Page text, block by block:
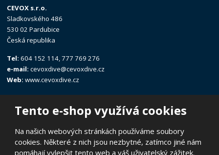
Tento e-shop využívá cookies
Na našich webových stránkách používáme soubory
cookies. Některé z nich jsou nezbytné, zatímco jiné nám
pomáhají vylepšit tento web a váš uživatelský zážitek.
CEVOX s.r.o.
Sladkovského 486
530 02 Pardubice
Česká republika
Tel:604 152 114, 777 769 276
e-mail: cevoxdive@cevoxdive.cz
Web: www.cevoxdive.cz
© 2026, CEVOX s.r.o.